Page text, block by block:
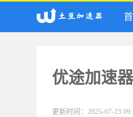
优途加速
更新时间：2025-07-23